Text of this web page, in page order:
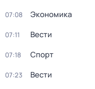
07:08 Экономика
07:11 Вести
07:18 Спорт
07:23 Вести